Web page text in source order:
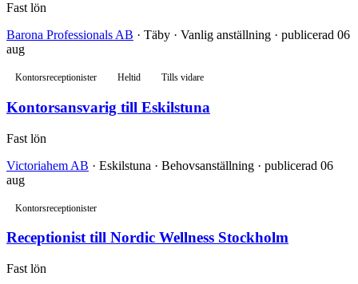
Fast lön
Barona Professionals AB · Täby · Vanlig anställning · publicerad 06
aug
Kontorsreceptionister Heltid Tills vidare
Kontorsansvarig till Eskilstuna
Fast lön
Victoriahem AB · Eskilstuna · Behovsanställning · publicerad 06
aug
Kontorsreceptionister
Receptionist till Nordic Wellness Stockholm
Fast lön